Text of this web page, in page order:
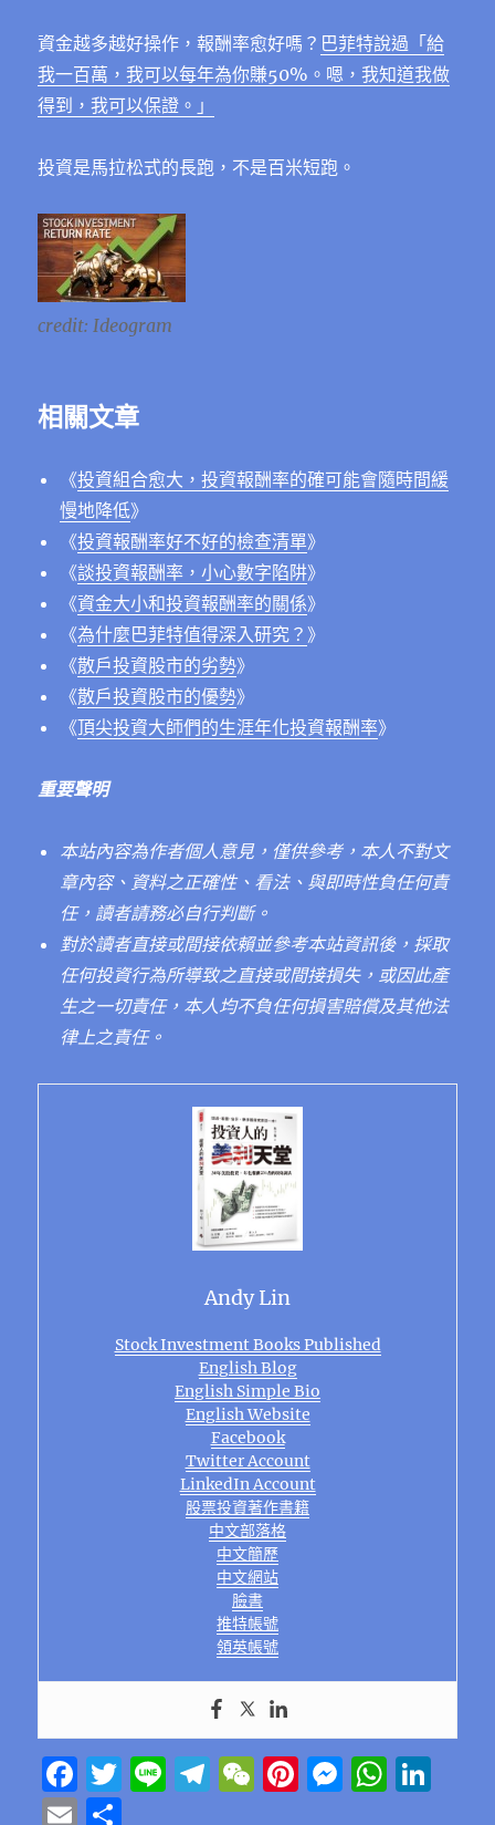
資金越多越好操作，報酬率愈好嗎？ 巴菲特說過「給
我一百萬，我可以每年為你賺50%。嗯，我知道我做
得到，我可以保證。」
投資是馬拉松式的長跑，不是百米短跑。
credit: Ideogram
相關文章
《投資組合愈大，投資報酬率的確可能會隨時間緩
慢地降低》
《投資報酬率好不好的檢查清單》
《談投資報酬率，小心數字陷阱》
《資金大小和投資報酬率的關係》
《為什麼巴菲特值得深入研究？》
《散戶投資股市的劣勢》
《散戶投資股市的優勢》
《頂尖投資大師們的生涯年化投資報酬率》
重要聲明
本站內容為作者個人意見，僅供參考，本人不對文
章內容、資料之正確性、看法、與即時性負任何責
任，讀者請務必自行判斷。
對於讀者直接或間接依賴並參考本站資訊後，採取
任何投資行為所導致之直接或間接損失，或因此產
生之一切責任，本人均不負任何損害賠償及其他法
律上之責任。
Andy Lin
Stock Investment Books Published
English Blog
English Simple Bio
English Website
Facebook
Twitter Account
LinkedIn Account
股票投資著作書籍
中文部落格
中文簡歷
中文網站
臉書
推特帳號
領英帳號
F
a
T
Li T
W Pi M W
E